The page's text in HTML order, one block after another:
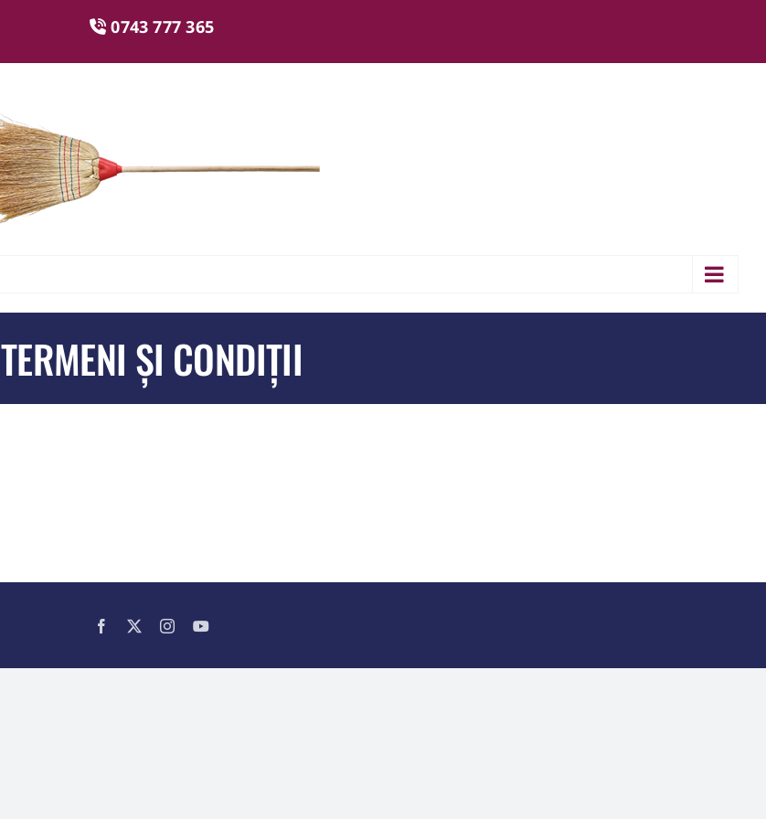
0743 777 365
TERMENI ȘI CONDIȚII
Facebook InstagramYouTube